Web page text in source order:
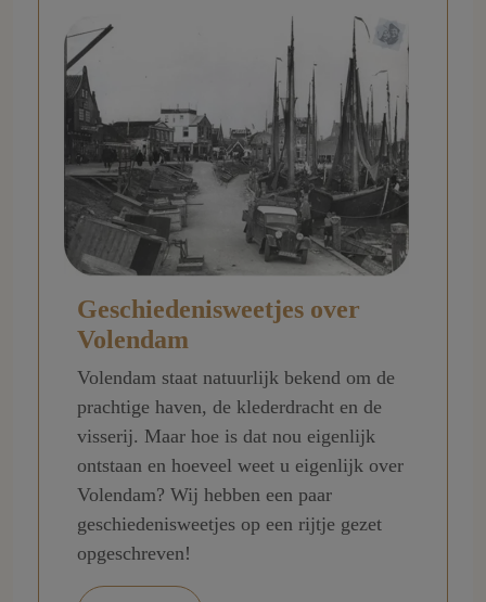
Geschiedenisweetjes over
Volendam
Volendam staat natuurlijk bekend om de
prachtige haven, de klederdracht en de
visserij. Maar hoe is dat nou eigenlijk
ontstaan en hoeveel weet u eigenlijk over
Volendam? Wij hebben een paar
geschiedenisweetjes op een rijtje gezet
opgeschreven!